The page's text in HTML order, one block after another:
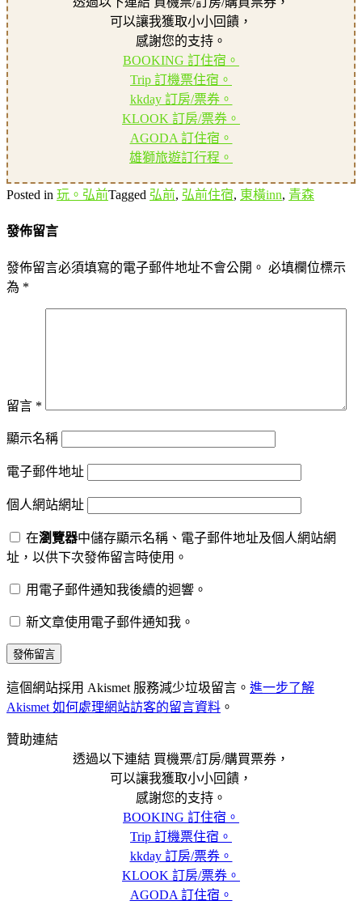
可以讓我獲取小小回饋，
感謝您的支持。
BOOKING 訂住宿。
Trip 訂機票住宿。
kkday 訂房/票券。
KLOOK 訂房/票券。
AGODA 訂住宿。
雄獅旅遊訂行程。
Posted in 玩。弘前Tagged 弘前, 弘前住宿, 東橫inn, 青森
發佈留言
發佈留言必須填寫的電子郵件地址不會公開。 必填欄位標示
為 *
留言 *
顯示名稱
電子郵件地址
個人網站網址
在瀏覽器中儲存顯示名稱、電子郵件地址及個人網站網
址，以供下次發佈留言時使用。
用電子郵件通知我後續的迴響。
新文章使用電子郵件通知我。
這個網站採用 Akismet 服務減少垃圾留言。 進一步了解
Akismet 如何處理網站訪客的留言資料 。
贊助連結
透過以下連結 買機票/訂房/購買票券，
可以讓我獲取小小回饋，
感謝您的支持。
BOOKING 訂住宿。
Trip 訂機票住宿。
kkday 訂房/票券。
KLOOK 訂房/票券。
AGODA 訂住宿。